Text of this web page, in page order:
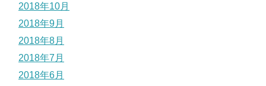
2018年10月
2018年9月
2018年8月
2018年7月
2018年6月